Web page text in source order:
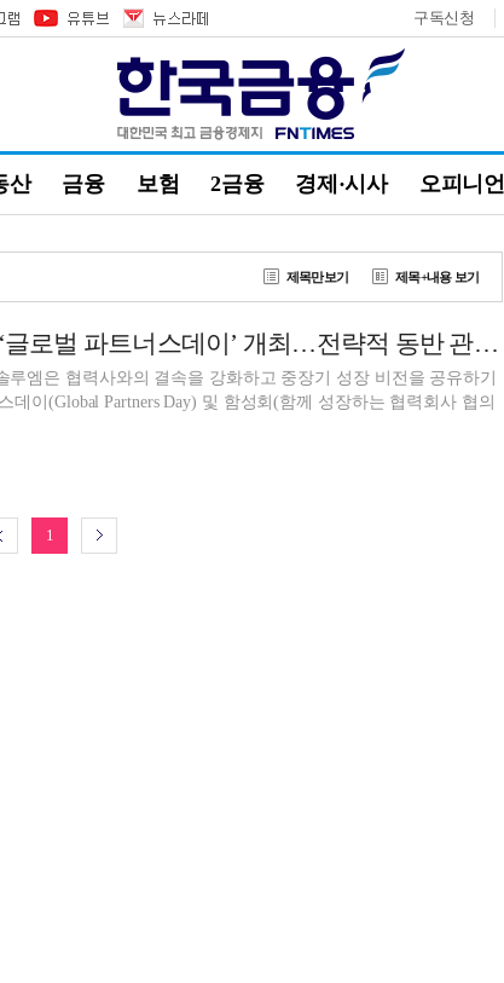
구독신청
산 금융 보험 2금융 경제·시사 오피니언
제목만보기 제목+내용 보기
솔루엠, 협력사와 ‘글로벌 파트너스데이’ 개최…전략적 동반 관계 강화
루엠은 협력사와의 결속을 강화하고 중장기 성장 비전을 공유하기
데이(Global Partners Day) 및 함성회(함께 성장하는 협력회사 협의
1